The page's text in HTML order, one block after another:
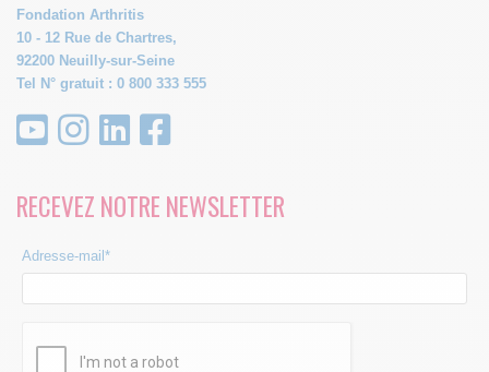
Fondation Arthritis
10 - 12 Rue de Chartres,
92200 Neuilly-sur-Seine
Tel N° gratuit : 0 800 333 555
RECEVEZ NOTRE NEWSLETTER
Adresse-mail*